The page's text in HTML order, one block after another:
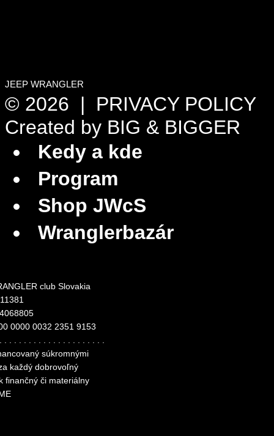
JEEP WRANGLER
© 2026 | PRIVACY POLICY
Created by BIG & BIGGER
Kedy a kde
Program
Shop JWcS
Wranglerbazár
club Slovakia
0000 0032 2351 9153
súkromnými
každý dobrovoľný
finančný či materiálny